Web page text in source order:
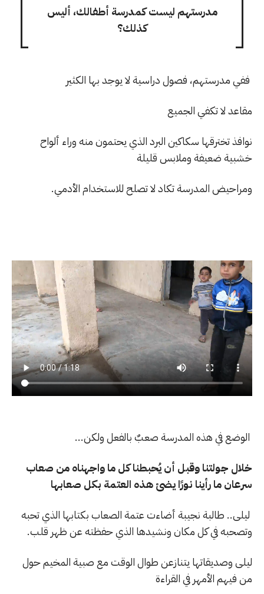
مدرستهم ليست كمدرسة أطفالك، أليس
كذلك؟
ففي مدرستهم، فصول دراسية لا يوجد بها الكثير
مقاعد لا تكفي الجميع
نوافذ تخترقها سكاكين البرد الذي يحتمون منه وراء ألواح
خشبية ضعيفة وملابس قليلة
ومراحيض المدرسة تكاد لا تصلح للاستخدام الأدمي.
الوضع في هذه المدرسة صعبٌ بالفعل ولكن...
خلال جولتنا وقبل أن يُحبطنا كل ما واجهناه من صعاب
سرعان ما رأينا نورًا يضئ هذه العتمة بكل صعابها
ليلى.. طالبة نجيبة أضاءت عتمة الصعاب بكتابها الذي تحبه
وتصحبه في كل مكان ونشيدها الذي حفظته عن ظهر قلب.
ليلى وصديقاتها يتنازعن طوال الوقت مع صبية المخيم حول
من فيهم الأمهر في القراءة